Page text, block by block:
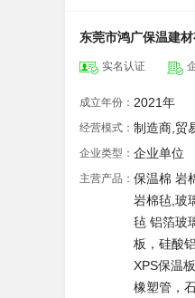
东莞市鸿广保温建材
实名认证
成立年份： 2021年
经营模式： 制造商,贸
企业类型： 企业单位
主营产品： 保温棉 岩
岩棉毡,玻
毡 铝箔玻
板，硅酸
XPS保温
橡塑管，